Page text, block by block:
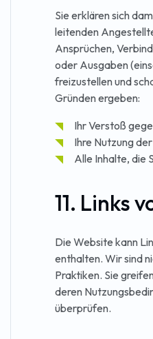
Sie erklären sich
leitenden
Ansprüchen,
oder Ausgaben
freizustellen und
Gründen ergeben:
Ihr Verstoß
Ihre Nutzung
Alle Inhalte, die
11. Links
Die Website kann
enthalten. Wir sind
Praktiken. Sie
deren
überprüfen.